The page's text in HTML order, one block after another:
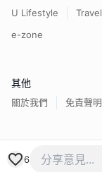
6
U Lifestyle Travel
e-zone
其他
關於我們 免責聲明
香港經濟日報版權所有©